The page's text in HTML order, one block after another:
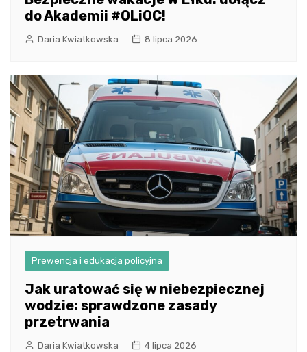
do Akademii #OLiOC!
Daria Kwiatkowska 8 lipca 2026
Prewencja i edukacja policyjna
Jak uratować się w niebezpiecznej
wodzie: sprawdzone zasady
przetrwania
Daria Kwiatkowska 4 lipca 2026